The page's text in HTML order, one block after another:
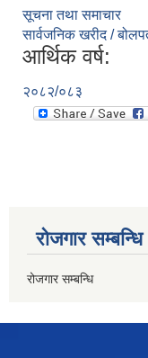
सूचना तथा समाचार
सार्वजनिक खरीद /
आर्थिक वर्ष:
२०८२/०८३
रोजगार सम्बन्धि
रोजगार सम्बन्धि